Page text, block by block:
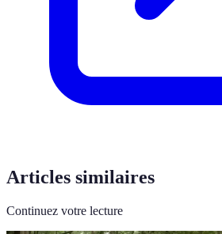
Articles similaires
Continuez votre lecture